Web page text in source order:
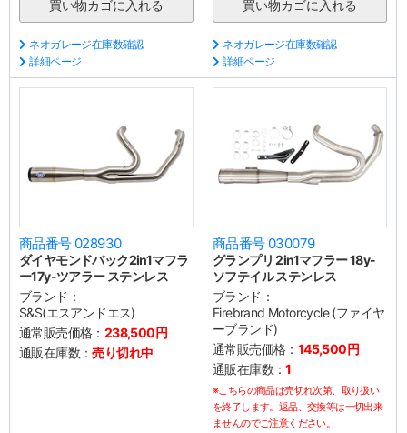
ネオガレージ在庫数確認
詳細ページ
ネオガレージ在庫数確認
詳細ページ
商品番号 028930
ダイヤモンドバック2in1マフラ
ー17y-ツアラー ステンレス
ブランド：
S&S(エスアンドエス)
通常販売価格： 238,500円
通販在庫数：売り切れ中
商品番号 030079
グランプリ 2in1マフラー 18y-
ソフテイル ステンレス
ブランド：
Firebrand Motorcycle (ファイヤ
ーブランド)
通常販売価格： 145,500円
通販在庫数：1
※こちらの商品は売切れ次第、取り扱い
を終了します。返品、交換等は一切出来
ませんのでご注意ください。